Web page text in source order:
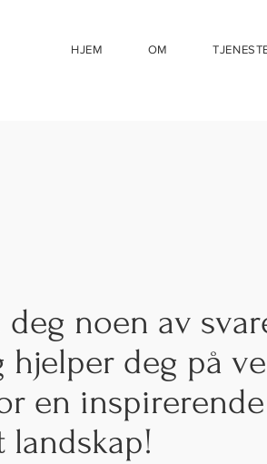
HJEM OM
deg noen av
hjelper deg på
en